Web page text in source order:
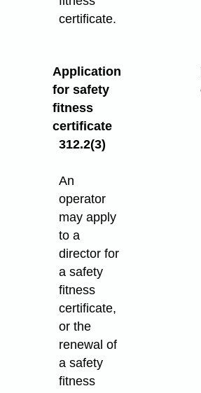
certificate.
Application
for safety
fitness
certificate
312.2(3)
An
operator
may apply
to a
director for
a safety
fitness
certificate,
or the
renewal of
a safety
fitness